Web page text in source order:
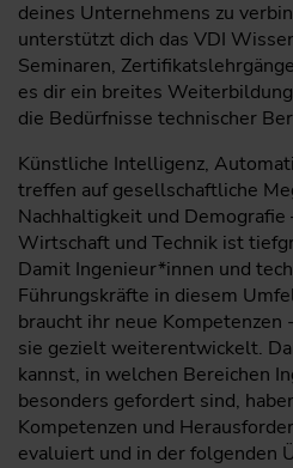
deines Unternehmens zu
unterstützt dich das VDI
Seminaren,
es dir ein breites
die Bedürfnisse technischer
Künstliche Intelligenz,
treffen auf gesellschaftliche
Nachhaltigkeit und Demografie
Wirtschaft und Technik ist
Damit Ingenieur*innen und
Führungskräfte in diesem
braucht ihr neue Kompetenzen
sie gezielt weiterentwickelt.
kannst, in welchen Bereichen
besonders gefordert sind,
Kompetenzen und
evaluiert und in der folgenden